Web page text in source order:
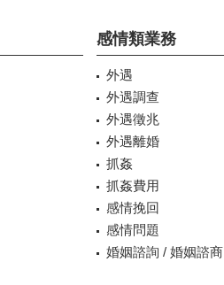
感情類業務
外遇
外遇調查
外遇徵兆
外遇離婚
抓姦
抓姦費用
感情挽回
感情問題
婚姻諮詢 / 婚姻諮商